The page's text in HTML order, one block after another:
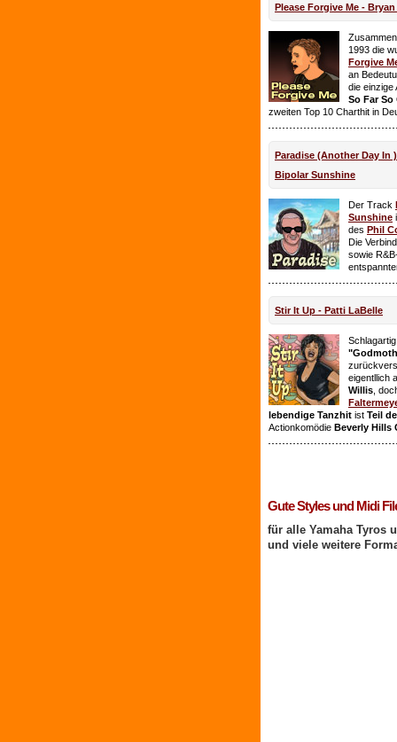
Please Forgive Me -
1993 die
Forgive
an
die einzige
So Far So
zweiten Top 10 Charthit in
Paradise (Another Day In
Bipolar Sunshine
Der Track
Sunshine
des Phil
Die
sowie
Stir It Up - Patti LaBelle
eigentllich
Willis ,
lebendige Tanzhit ist Teil
Actionkomödie Beverly Hills
Gute Styles und Midi
für alle Yamaha Tyros
und viele weitere